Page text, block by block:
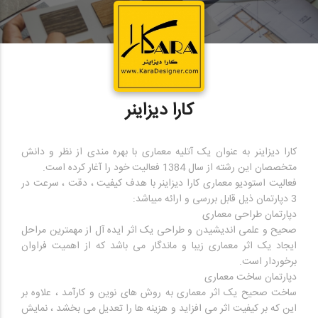
کارا دیزاینر
کارا دیزاینر به عنوان یک آتلیه معماری با بهره مندی از نظر و دانش
فعالیت استودیو معماری کارا دیزاینر با هدف کیفیت ، دقت ، سرعت در
صحیح و علمی اندیشیدن و طراحی یک اثر ایده آل از مهمترین مراحل
ایجاد یک اثر معماری زیبا و ماندگار می باشد که از اهمیت فراوان
ساخت صحیح یک اثر معماری به روش های نوین و کارآمد ، علاوه بر
این که بر کیفیت اثر می افزاید و هزینه ها را تعدیل می بخشد ، نمایش